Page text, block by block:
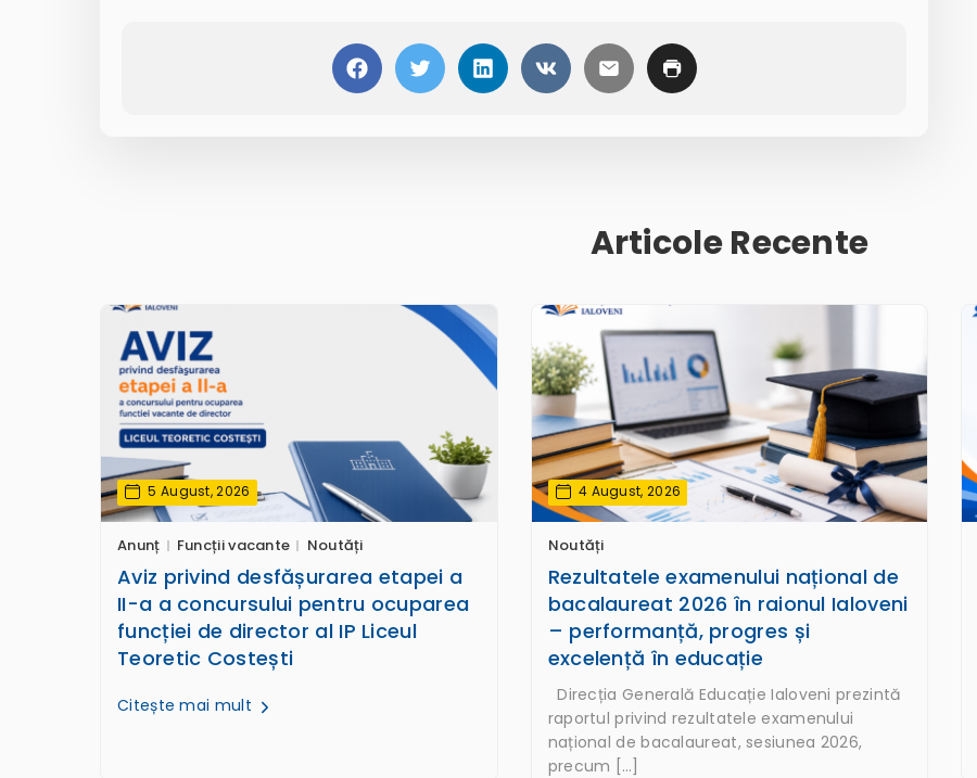
Articole Recente
5 August, 2026
Anunț Funcții vacante Noutăți
Aviz privind desfășurarea etapei a
II-a a concursului pentru ocuparea
funcției de director al IP Liceul
Teoretic Costești
Citește mai mult
4 August, 2026
Noutăți
Rezultatele examenului național de
bacalaureat 2026 în raionul Ialoveni
– performanță, progres și
excelență în educație
Direcția Generală Educație Ialoveni prezintă
raportul privind rezultatele examenului
național de bacalaureat, sesiunea 2026,
precum […]